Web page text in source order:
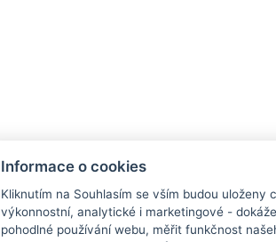
Informace o cookies
Kliknutím na Souhlasím se vším budou uloženy
výkonnostní, analytické i marketingové -
pohodlné používání webu, měřit funkčnost